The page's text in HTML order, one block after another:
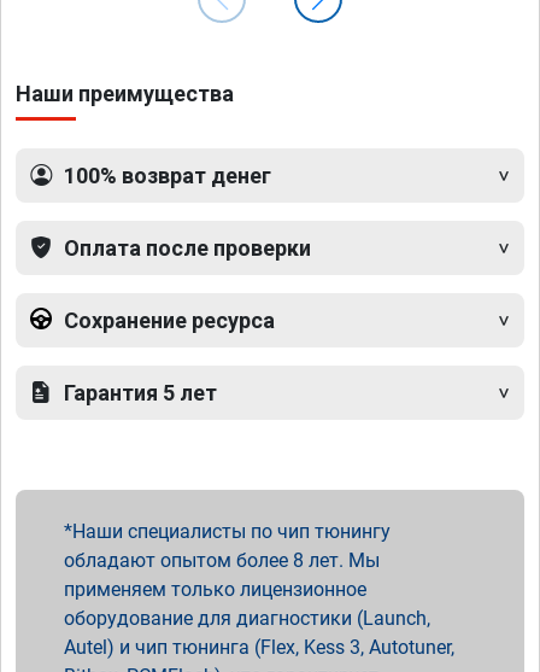
Наши преимущества
100% возврат денег
Оплата после проверки
Сохранение ресурса
Гарантия 5 лет
Наши специалисты по чип тюнингу
обладают опытом более 8 лет. Мы
применяем только лицензионное
оборудование для диагностики (Launch,
Autel) и чип тюнинга (Flex, Kess 3, Autotuner,